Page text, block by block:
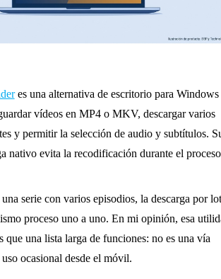
es una alternativa de escritorio para
vídeos en MP4 o MKV, descargar varios
y permitir la selección de audio y subtítulos.
nativo evita la recodificación durante el
serie con varios episodios, la descarga por
proceso uno a uno. En mi opinión, esa
que una lista larga de funciones: no es una vía
ocasional desde el móvil.